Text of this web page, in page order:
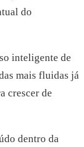
do
inteligente de
mais fluidas já
crescer de
dentro da